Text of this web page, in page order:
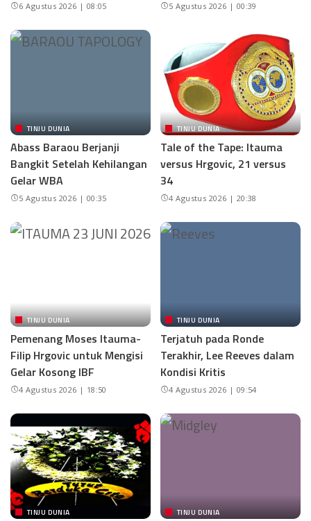
6 Agustus 2026 | 08:05 5 Agustus 2026 | 00:39
TINJU DUNIA
Abass Baraou Berjanji
Bangkit Setelah Kehilangan
Gelar WBA
5 Agustus 2026 | 00:35
TINJU DUNIA
Tale of the Tape: Itauma
versus Hrgovic, 21 versus
34
4 Agustus 2026 | 20:38
TINJU DUNIA
Pemenang Moses Itauma-
Filip Hrgovic untuk Mengisi
Gelar Kosong IBF
4 Agustus 2026 | 18:50
TINJU DUNIA
Terjatuh pada Ronde
Terakhir, Lee Reeves dalam
Kondisi Kritis
4 Agustus 2026 | 09:54
TINJU DUNIA TINJU DUNIA